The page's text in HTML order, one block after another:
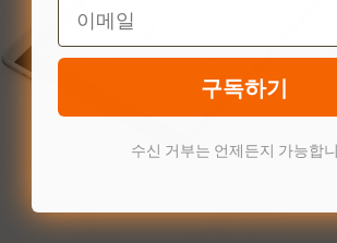
Email
구독하기
수신 거부는 언제든지 가능합